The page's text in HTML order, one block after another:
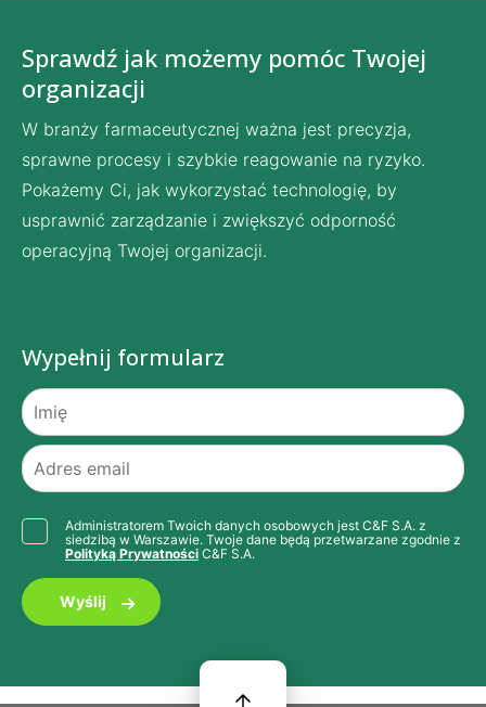
Sprawdź jak możemy pomóc Twojej
organizacji
W branży farmaceutycznej ważna jest precyzja,
sprawne procesy i szybkie reagowanie na ryzyko.
Pokażemy Ci, jak wykorzystać technologię, by
usprawnić zarządzanie i zwiększyć odporność
operacyjną Twojej organizacji.
Wypełnij formularz
Administratorem Twoich danych osobowych jest C&F S.A. z
siedzibą w Warszawie. Twoje dane będą przetwarzane zgodnie z
Polityką Prywatności C&F S.A.
Wyślij